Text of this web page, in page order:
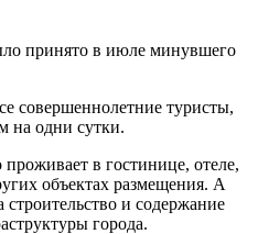
принято в июле минувшего
совершеннолетние туристы,
на одни сутки.
проживает в гостинице, отеле,
объектах размещения. А
и содержание
города.